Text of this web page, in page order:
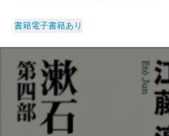
書籍電子書籍あり